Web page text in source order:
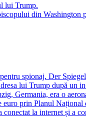
lui Trump.
din
spionaj. Der
lui Trump după un
Germania, era o
prin Planul
conectat la internet și a